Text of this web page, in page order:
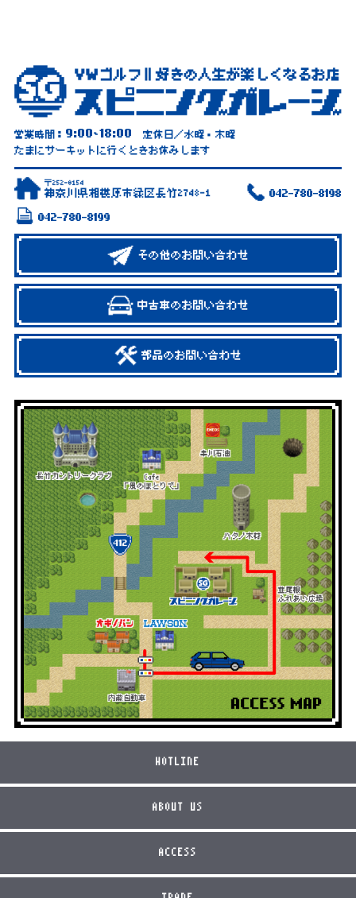
営業時間： 9:00~18:00
定休日／水曜・木曜
たまにサーキットに行くときお休みします
〒252-0154
神奈川県相模原市緑区長竹2748-1 042-780-8198
042-780-8199
その他のお問い合わせ
中古車のお問い合わせ
部品のお問い合わせ
HOTLINE
ABOUT US
ACCESS